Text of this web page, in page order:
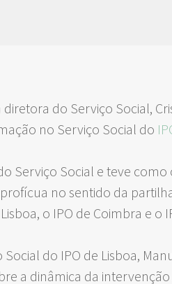
do Serviço Social,
no Serviço Social do
Serviço Social e teve
no sentido da
o IPO de Coimbra e o
do IPO de Lisboa,
a dinâmica da